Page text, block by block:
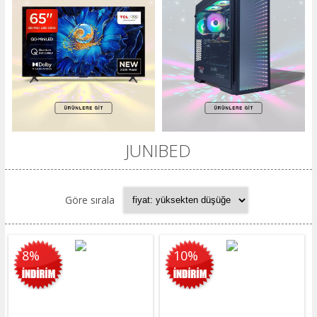
JUNIBED
Göre sırala
8% 10%